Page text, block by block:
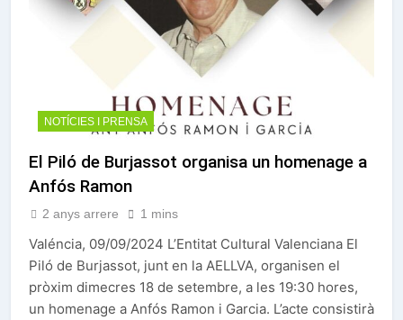
NOTÍCIES I PRENSA
El Piló de Burjassot organisa un homenage a
Anfós Ramon
2 anys arrere 1 mins
Valéncia, 09/09/2024 L’Entitat Cultural Valenciana El
Piló de Burjassot, junt en la AELLVA, organisen el
pròxim dimecres 18 de setembre, a les 19:30 hores,
un homenage a Anfós Ramon i Garcia. L’acte consistirà